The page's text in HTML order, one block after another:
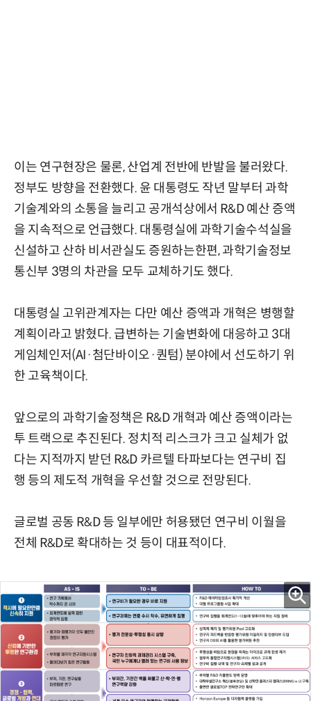
이는 연구현장은 물론, 산업계 전반에 반발을 불러왔다.
정부도 방향을 전환했다. 윤 대통령도 작년 말부터 과학
기술계와의 소통을 늘리고 공개석상에서 R&D 예산 증액
을 지속적으로 언급했다. 대통령실에 과학기술수석실을
신설하고 산하 비서관실도 증원하는한편, 과학기술정보
통신부 3명의 차관을 모두 교체하기도 했다.
대통령실 고위관계자는 다만 예산 증액과 개혁은 병행할
계획이라고 밝혔다. 급변하는 기술변화에 대응하고 3대
게임체인저(AI·첨단바이오·퀀텀) 분야에서 선도하기 위
한 고육책이다.
앞으로의 과학기술정책은 R&D 개혁과 예산 증액이라는
투 트랙으로 추진된다. 정치적 리스크가 크고 실체가 없
다는 지적까지 받던 R&D 카르텔 타파보다는 연구비 집
행 등의 제도적 개혁을 우선할 것으로 전망된다.
글로벌 공동 R&D 등 일부에만 허용됐던 연구비 이월을
전체 R&D로 확대하는 것 등이 대표적이다.